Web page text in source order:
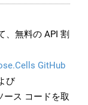
、無料の API 割
GitHub
び
ース コードを取